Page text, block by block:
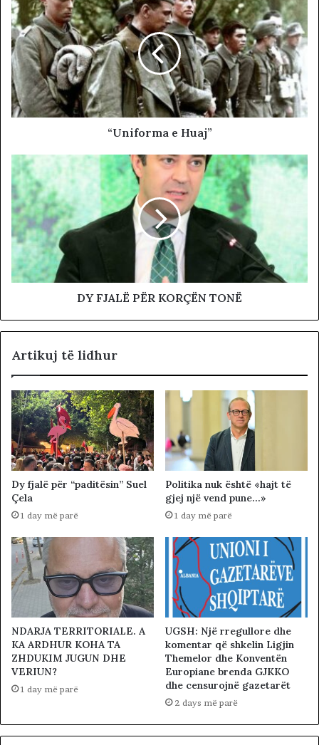
“Uniforma e Huaj”
DY FJALË PËR KORÇËN TONË
Artikuj të lidhur
Dy fjalë për “paditësin” Suel
Çela
1 day më parë
Politika nuk është «hajt të
gjej një vend pune…»
1 day më parë
NDARJA TERRITORIALE. A
KA ARDHUR KOHA TA
ZHDUKIM JUGUN DHE
VERIUN?
1 day më parë
UGSH: Një rregullore dhe
komentar që shkelin Ligjin
Themelor dhe Konventën
Europiane brenda GJKKO
dhe censurojnë gazetarët
2 days më parë